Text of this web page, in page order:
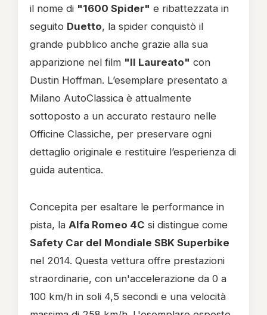
il nome di "1600 Spider" e ribattezzata in
seguito Duetto, la spider conquistò il
grande pubblico anche grazie alla sua
apparizione nel film "Il Laureato" con
Dustin Hoffman. L’esemplare presentato a
Milano AutoClassica è attualmente
sottoposto a un accurato restauro nelle
Officine Classiche, per preservare ogni
dettaglio originale e restituire l’esperienza di
guida autentica.
Concepita per esaltare le performance in
pista, la Alfa Romeo 4C si distingue come
Safety Car del Mondiale SBK Superbike
nel 2014. Questa vettura offre prestazioni
straordinarie, con un'accelerazione da 0 a
100 km/h in soli 4,5 secondi e una velocità